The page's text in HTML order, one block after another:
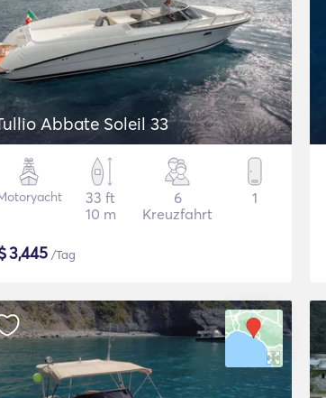
Abbate Soleil 33
33 ft
10 m
6
Kreuzfahrt
1
3,445 /Tag